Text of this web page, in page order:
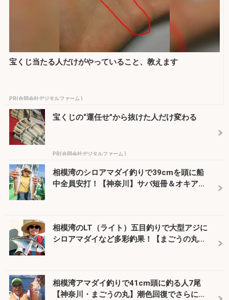
宝くじ当たる人だけがやっていること、教えます
PR(合同会社デジタルファーム )
宝くじの“運任せ”から抜けた人だけ変わる
PR(合同会社デジタルファーム )
相模湾のシロアマダイ釣りで39cmを頭に船
中全員安打！【神奈川】サバ短冊＆オキア...
相模湾のLT（ライト）五目釣りで大型アジに
シロアマダイなど多彩釣果！【まごうの丸...
相模湾アマダイ釣りで41cm頭に釣る人7尾
【神奈川・まごうの丸】潮色回復でさらに...